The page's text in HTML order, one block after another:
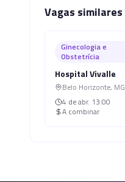
Vagas similares
Ginecologia e
Obstetrícia
Hospital Vivalle
Belo Horizonte, MG
4 de abr. 13:00
A combinar